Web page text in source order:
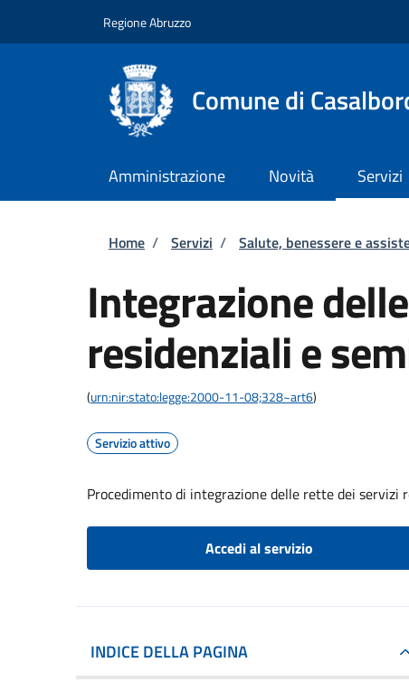
Regione Abruzzo
Comune di
Amministrazione Novità Servizi
Briciole di pane
Home / Servizi / Salute, benessere e
Integrazione
residenziali e
(urn:nir:stato:legge:2000-11-08;328~art6)
Servizio attivo
Procedimento di integrazione delle rette dei servizi
Accedi al servizio
INDICE DELLA PAGINA